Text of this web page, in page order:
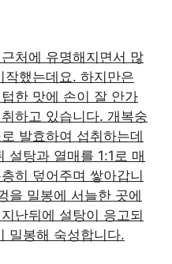
처에 유명해지면서 많
했는데요. 하지만은
한 맛에 손이 잘 안가
하고 있습니다. 개복숭
발효하여 섭취하는데
설탕과 열매를 1:1로 매
히 덮어주며 쌓아갑니
을 밀봉에 서늘한 곳에
난뒤에 설탕이 응고되
밀봉해 숙성합니다.